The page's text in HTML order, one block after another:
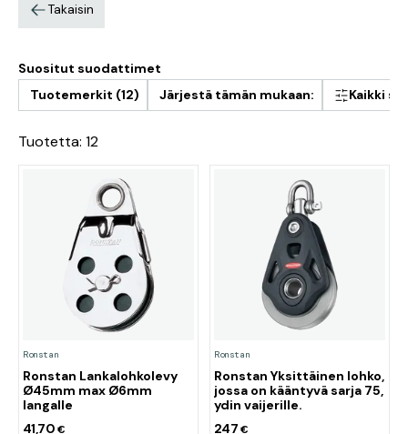
Takaisin
Suositut suodattimet
Tuotemerkit (12)
Järjestä tämän mukaan: Kaikki
Tuotetta: 12
Ronstan
Ronstan Lankalohkolevy
Ø45mm max Ø6mm
langalle
41,70 €
Ronstan
Ronstan Yksittäinen lohko,
jossa on kääntyvä sarja 75,
ydin vaijerille.
247 €